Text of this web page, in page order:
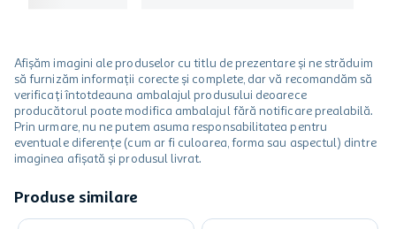
Afișăm imagini ale produselor cu titlu de prezentare și ne străduim
să furnizăm informații corecte și complete, dar vă recomandăm să
verificați întotdeauna ambalajul produsului deoarece
producătorul poate modifica ambalajul fără notificare prealabilă.
Prin urmare, nu ne putem asuma responsabilitatea pentru
eventuale diferențe (cum ar fi culoarea, forma sau aspectul) dintre
imaginea afișată și produsul livrat.
Produse similare